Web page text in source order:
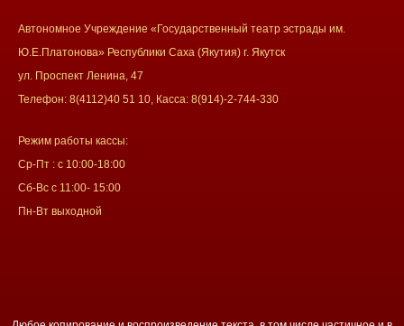
Автономное Учреждение «Государственный театр эстрады им.
Ю.Е.Платонова» Республики Саха (Якутия) г. Якутск
ул. Проспект Ленина, 47
Телефон: 8(4112)40 51 10, Касса: 8(914)-2-744-330
Режим работы кассы:
Ср-Пт : с 10:00-18:00
Сб-Вс с 11:00- 15:00
Пн-Вт выходной